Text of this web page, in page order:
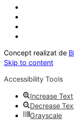
Concept realizat de
Skip to content
Accessibility Tools
Increase Text
Decrease
Grayscale